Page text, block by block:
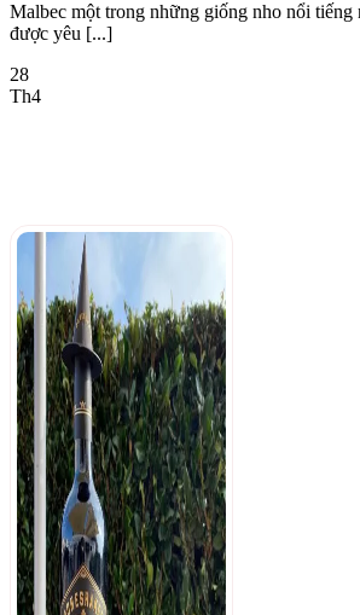
Malbec một trong những giống nho nổi tiếng
được yêu [...]
28
Th4